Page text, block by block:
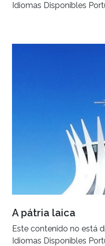
Idiomas Disponibles
A pátria laica
Este contenido no está
Idiomas Disponibles